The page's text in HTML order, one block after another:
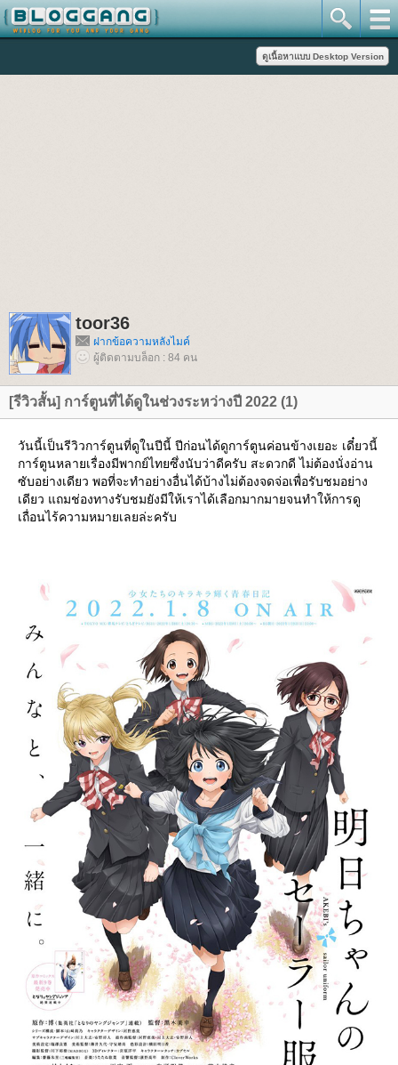
toor36
ฝากข้อความหลังไมค์
ผู้ติดตามบล็อก : 84 คน
[รีวิวสั้น] การ์ตูนที่ได้ดูในช่วงระหว่างปี 2022 (1)
วันนี้เป็นรีวิวการ์ตูนที่ดูในปีนี้ ปีก่อนได้ดูการ์ตูนค่อนข้างเยอะ เดี๋ยวนี้
การ์ตูนหลายเรื่องมีพากย์ไทยซึ่งนับว่าดีครับ สะดวกดี ไม่ต้องนั่งอ่าน
ซับอย่างเดียว พอที่จะทำอย่างอื่นได้บ้างไม่ต้องจดจ่อเพื่อรับชมอย่าง
เดียว แถมช่องทางรับชมยังมีให้เราได้เลือกมากมายจนทำให้การดู
เถื่อนไร้ความหมายเลยล่ะครับ